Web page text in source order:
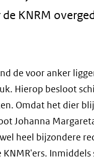
KNRM
de voor anker
Hierop besloot
Omdat het dier
Johanna
heel bijzondere